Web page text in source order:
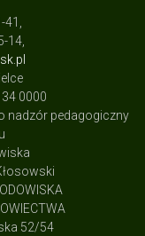
14,
0000
nadzór pedagogiczny
52/54